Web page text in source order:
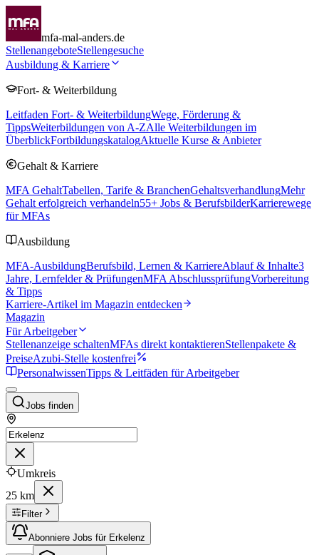
mfa-mal-anders.de
StellenangeboteStellengesuche
Ausbildung & Karriere
Fort- & Weiterbildung
Leitfaden Fort- & WeiterbildungWege, Förderung &
TippsWeiterbildungen von A-ZAlle Weiterbildungen im
ÜberblickFortbildungskatalogAktuelle Kurse & Anbieter
Gehalt & Karriere
MFA GehaltTabellen, Tarife & BranchenGehaltsverhandlungMehr
Gehalt erfolgreich verhandeln55+ Jobs & BerufsbilderKarrierewege
für MFAs
Ausbildung
MFA-AusbildungBerufsbild, Lernen & KarriereAblauf & Inhalte3
Jahre, Lernfelder & PrüfungenMFA AbschlussprüfungVorbereitung
& Tipps
Karriere-Artikel im Magazin entdecken
Magazin
Für Arbeitgeber
Stellenanzeige schaltenMFAs direkt kontaktierenStellenpakete &
PreiseAzubi-Stelle kostenfrei
PersonalwissenTipps & Leitfäden für Arbeitgeber
Jobs finden
Umkreis
25 km
Filter
Abonniere Jobs für Erkelenz